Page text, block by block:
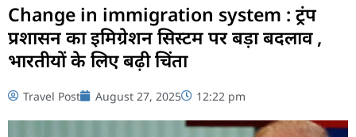
Change in immigration system : ट्रंप
प्रशासन का इमिग्रेशन सिस्टम पर बड़ा बदलाव ,
भारतीयों के लिए बढ़ी चिंता
Travel Post August 27, 2025 12:22 pm